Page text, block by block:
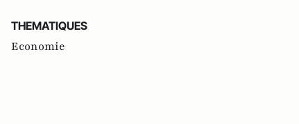
THEMATIQUES
Economie